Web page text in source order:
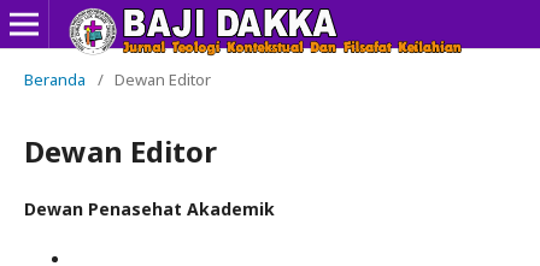
Beranda / Dewan Editor
Dewan Editor
Dewan Penasehat Akademik